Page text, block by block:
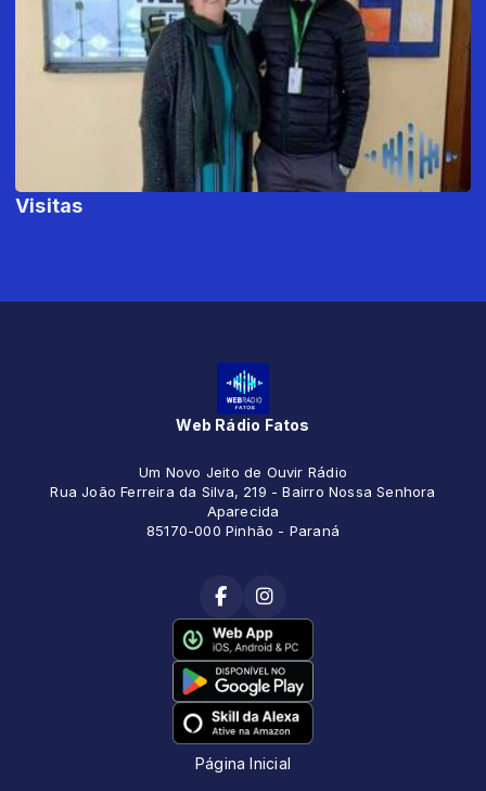
Visitas
Web Rádio Fatos
Um Novo Jeito de Ouvir Rádio
Rua João Ferreira da Silva, 219 - Bairro Nossa Senhora
Aparecida
85170-000 Pinhão - Paraná
Página Inicial